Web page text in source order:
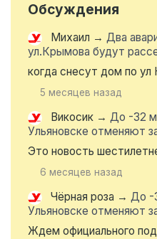
Обсуждения
Михаил → Два
ул.Крымова будут
когда снесут дом по
5 месяцев назад
Викосик → До -32
Ульяновске отменяют
Это новость
6 месяцев назад
Чёрная роза → До -
Ульяновске отменяют
Ждем официального